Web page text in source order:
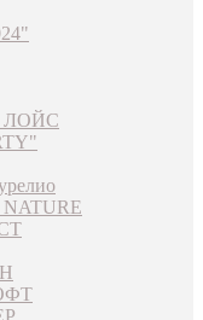
ЛОЙС
NATURE